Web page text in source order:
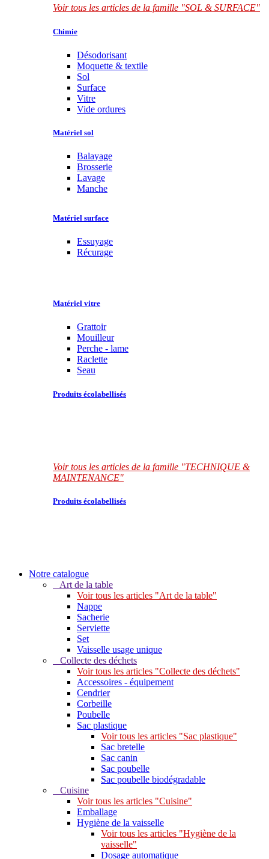
Voir tous les articles de la famille "SOL & SURFACE"
Chimie
Désodorisant
Moquette & textile
Sol
Surface
Vitre
Vide ordures
Matériel sol
Balayage
Brosserie
Lavage
Manche
Matériel surface
Essuyage
Récurage
Matériel vitre
Grattoir
Mouilleur
Perche - lame
Raclette
Seau
Produits écolabellisés
Voir tous les articles de la famille "TECHNIQUE &
MAINTENANCE"
Produits écolabellisés
Notre catalogue
Art de la table
Voir tous les articles "Art de la table"
Nappe
Sacherie
Serviette
Set
Vaisselle usage unique
Collecte des déchets
Voir tous les articles "Collecte des déchets"
Accessoires - équipement
Cendrier
Corbeille
Poubelle
Sac plastique
Voir tous les articles "Sac plastique"
Sac bretelle
Sac canin
Sac poubelle
Sac poubelle biodégradable
Cuisine
Voir tous les articles "Cuisine"
Emballage
Hygiène de la vaisselle
Voir tous les articles "Hygiène de la
vaisselle"
Dosage automatique